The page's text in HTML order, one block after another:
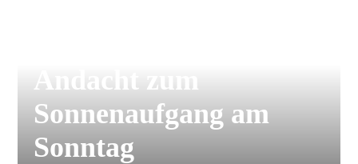
Andacht zum
Sonnenaufgang am
Sonntag